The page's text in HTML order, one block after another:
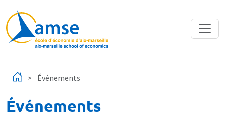
Événements
Événements